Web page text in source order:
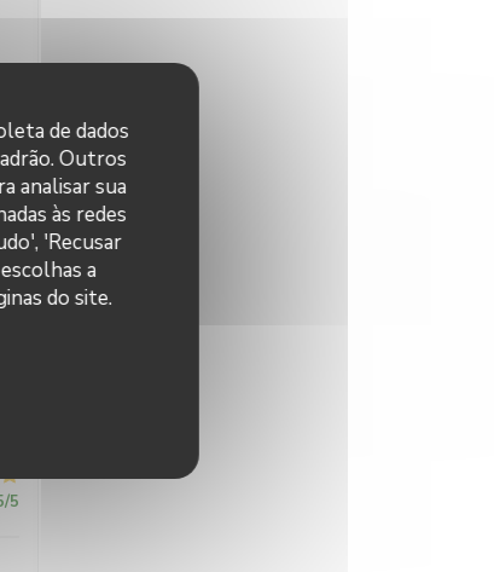
de dados
Outros
analisar sua
às redes
'Recusar
a
do site.
/5
/5